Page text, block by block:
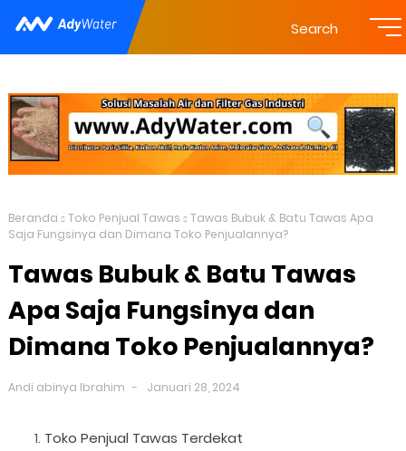
Search
Beranda Toko Penjual Tawas
Tawas Bubuk & Batu Tawas Apa
Saja Fungsinya dan Dimana Toko Penjualannya?
Tawas Bubuk & Batu Tawas
Apa Saja Fungsinya dan
Dimana Toko Penjualannya?
Andi abinya Ibrahim Januari 28, 2024
Toko Penjual Tawas Terdekat